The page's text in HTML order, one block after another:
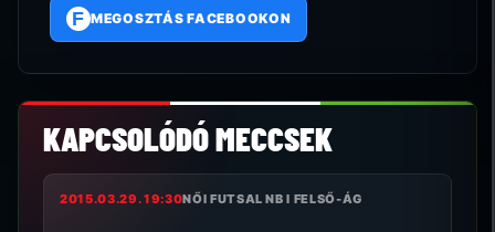
F MEGOSZTÁS FACEBOOKON
KAPCSOLÓDÓ MECCSEK
2015.03.29. 19:30NŐI FUTSAL NB I FELSŐ-ÁG